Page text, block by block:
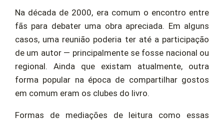
Na década de 2000, era comum o encontro entre
fãs para debater uma obra apreciada. Em alguns
casos, uma reunião poderia ter até a participação
de um autor — principalmente se fosse nacional ou
regional. Ainda que existam atualmente, outra
forma popular na época de compartilhar gostos
em comum eram os clubes do livro.
Formas de mediações de leitura como essas